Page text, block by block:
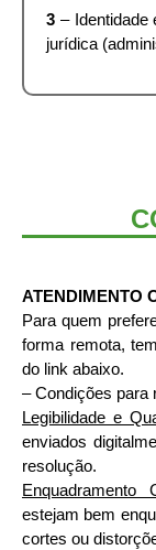
3 – Identidade
jurídica
ATENDIMENTO
Para quem
forma remota,
do link abaixo.
– Condições para
Legibilidade e
enviados
resolução.
Enquadramento
estejam bem
cortes ou